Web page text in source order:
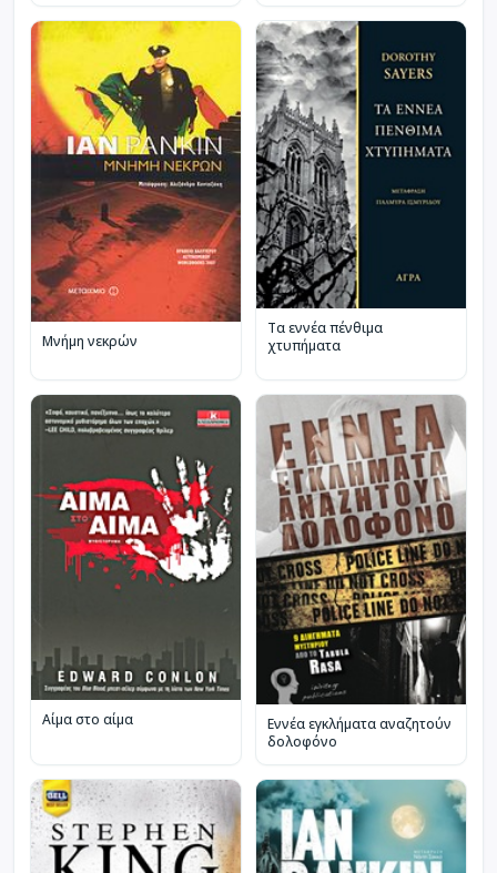
Μνήμη νεκρών
Τα εννέα πένθιμα
χτυπήματα
Αίμα στο αίμα
Εννέα εγκλήματα αναζητούν
δολοφόνο